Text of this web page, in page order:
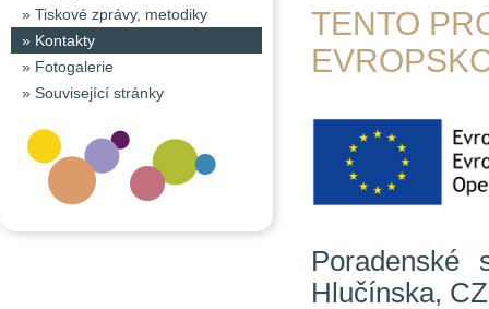
» Tiskové zprávy, metodiky
» Kontakty
» Fotogalerie
» Související stránky
TENTO
Hlučínska,